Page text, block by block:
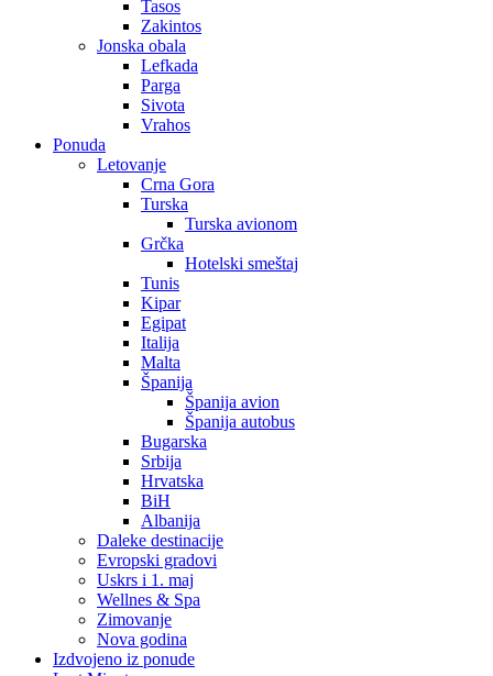
Tasos
Zakintos
Jonska obala
Lefkada
Parga
Sivota
Vrahos
Ponuda
Letovanje
Crna Gora
Turska
Turska avionom
Grčka
Hotelski smeštaj
Tunis
Kipar
Egipat
Italija
Malta
Španija
Španija avion
Španija autobus
Bugarska
Srbija
Hrvatska
BiH
Albanija
Daleke destinacije
Evropski gradovi
Uskrs i 1. maj
Wellnes & Spa
Zimovanje
Nova godina
Izdvojeno iz ponude